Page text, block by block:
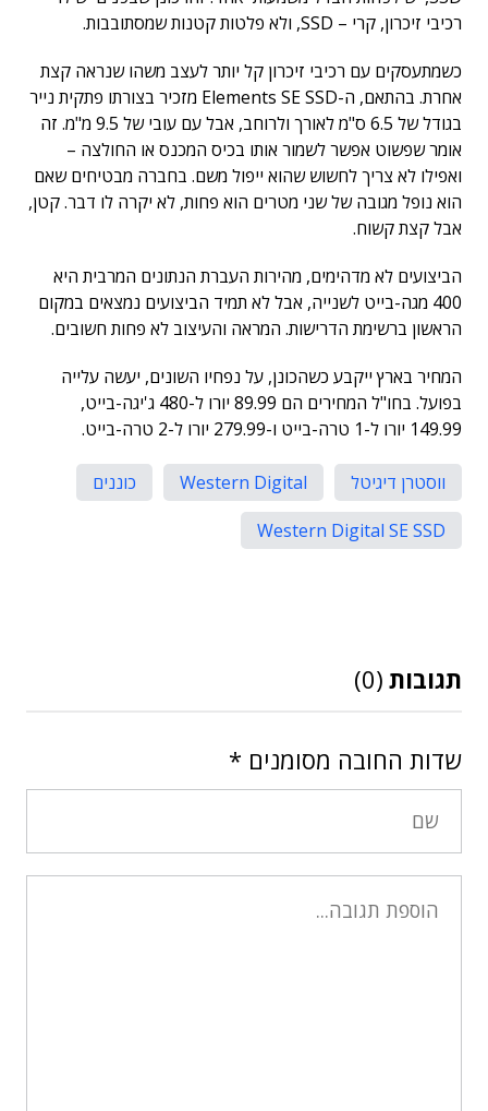
רכיבי זיכרון, קרי – SSD, ולא פלטות קטנות שמסתובבות.
כשמתעסקים עם רכיבי זיכרון קל יותר לעצב משהו שנראה קצת
אחרת. בהתאם, ה-Elements SE SSD מזכיר בצורתו פתקית נייר
בגודל של 6.5 ס"מ לאורך ולרוחב, אבל עם עובי של 9.5 מ"מ. זה
אומר שפשוט אפשר לשמור אותו בכיס המכנס או החולצה –
ואפילו לא צריך לחשוש שהוא ייפול משם. בחברה מבטיחים שאם
הוא נופל מגובה של שני מטרים הוא פחות, לא יקרה לו דבר. קטן,
אבל קצת קשוח.
הביצועים לא מדהימים, מהירות העברת הנתונים המרבית היא
400 מגה-בייט לשנייה, אבל לא תמיד הביצועים נמצאים במקום
הראשון ברשימת הדרישות. המראה והעיצוב לא פחות חשובים.
המחיר בארץ ייקבע כשהכונן, על נפחיו השונים, יעשה עלייה
בפועל. בחו"ל המחירים הם 89.99 יורו ל-480 ג'יגה-בייט,
149.99 יורו ל-1 טרה-בייט ו-279.99 יורו ל-2 טרה-בייט.
ווסטרן דיגיטל Western Digital
כוננים
Western Digital SE SSD
תגובות (0)
שדות החובה מסומנים *